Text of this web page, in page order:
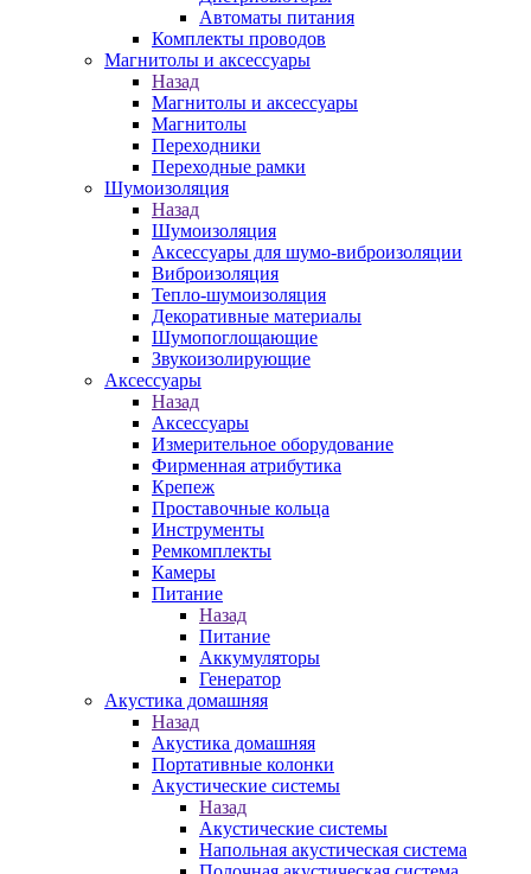
Автоматы питания
Комплекты проводов
Магнитолы и аксессуары
Назад
Магнитолы и аксессуары
Магнитолы
Переходники
Переходные рамки
Шумоизоляция
Назад
Шумоизоляция
Аксессуары для шумо-виброизоляции
Виброизоляция
Тепло-шумоизоляция
Декоративные материалы
Шумопоглощающие
Звукоизолирующие
Аксессуары
Назад
Аксессуары
Измерительное оборудование
Фирменная атрибутика
Крепеж
Проставочные кольца
Инструменты
Ремкомплекты
Камеры
Питание
Назад
Питание
Аккумуляторы
Генератор
Акустика домашняя
Назад
Акустика домашняя
Портативные колонки
Акустические системы
Назад
Акустические системы
Напольная акустическая система